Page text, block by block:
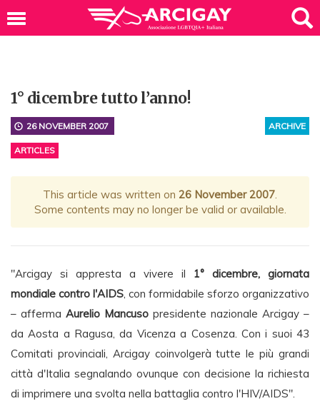
1° dicembre tutto l’anno!
ARCHIVE
26 NOVEMBER 2007
ARTICLES
This article was written on 26 November 2007.
Some contents may no longer be valid or available.
"Arcigay si appresta a vivere il 1° dicembre, giornata
mondiale contro l'AIDS, con formidabile sforzo organizzativo
– afferma Aurelio Mancuso presidente nazionale Arcigay –
da Aosta a Ragusa, da Vicenza a Cosenza. Con i suoi 43
Comitati provinciali, Arcigay coinvolgerà tutte le più grandi
città d'Italia segnalando ovunque con decisione la richiesta
di imprimere una svolta nella battaglia contro l'HIV/AIDS".